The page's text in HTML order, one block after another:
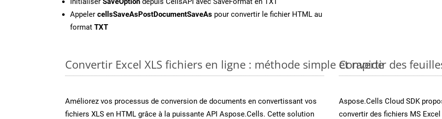
Appeler cellsSaveAsPostDocumentSaveAs pour convertir le fichier HTML au
format TXT
Convertir Excel XLS fichiers en ligne : méthode simple et rapide
Améliorez vos processus de conversion de documents en convertissant vos
fichiers XLS en HTML grâce à la puissante API Aspose.Cells. Cette solution
Convertir des
Aspose.Cells Cloud SDK
convertir des fichiers MS